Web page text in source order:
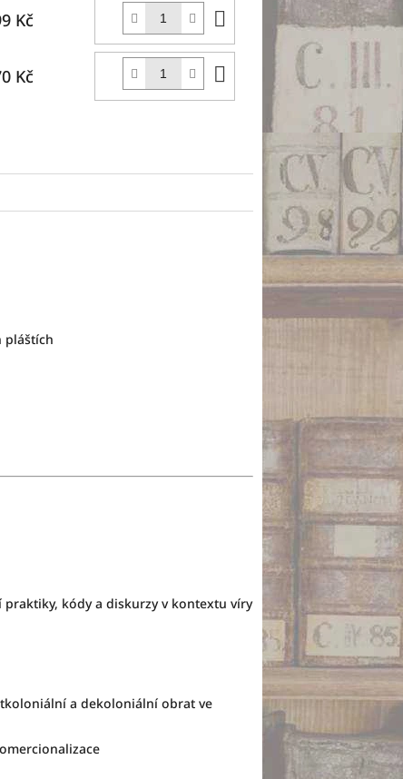
Kč Do
košíku
Kč Do
košíku
pláštích
praktiky, kódy a diskurzy v kontextu víry
a dekoloniální obrat ve